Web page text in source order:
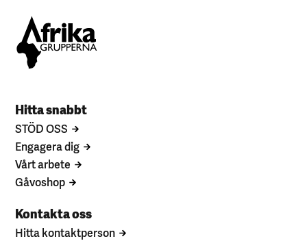
Hitta snabbt
STÖD OSS
Engagera dig
Vårt arbete
Gåvoshop
Kontakta oss
Hitta kontaktperson